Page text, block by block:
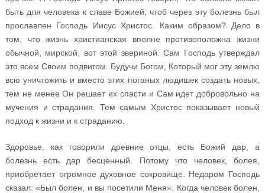
быть для человека к славе Божией, чтоб через эту болезнь был
прославлен Господь Иисус Христос. Каким образом? Дело в
том, что жизнь христианская вполне противоположна жизни
обычной, мирской, вот этой звериной. Сам Господь утверждал
это всем Своим подвигом. Будучи Богом, Который мог эту землю
всю уничтожить и вместо этих поганых людишек создать новых,
тем не менее Он решает их спасти и Сам идет добровольно на
мучения и страдания. Тем самым Христос показывает новый
подход к жизни и к страданию.
Здоровье, как говорили древние отцы, есть Божий дар, а
болезнь есть дар бесценный. Потому что человек, болея,
приобретает огромное духовное сокровище. Недаром Господь
сказал: «Был болен, и вы посетили Меня». Когда человек болен,